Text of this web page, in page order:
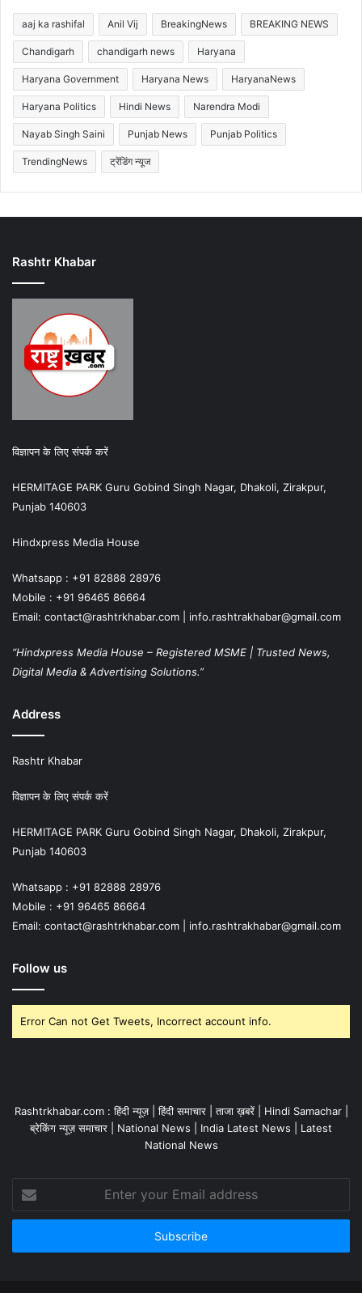
aaj ka rashifal Anil Vij BreakingNews BREAKING NEWS
Chandigarh chandigarh news Haryana
Haryana Government Haryana News HaryanaNews
Haryana Politics Hindi News Narendra Modi
Nayab Singh Saini Punjab News Punjab Politics
TrendingNews ट्रेंडिंग न्यूज
Rashtr Khabar
विज्ञापन के लिए संपर्क करें
HERMITAGE PARK Guru Gobind Singh Nagar, Dhakoli, Zirakpur,
Punjab 140603
Hindxpress Media House
Whatsapp : +91 82888 28976
Mobile : +91 96465 86664
Email: contact@rashtrkhabar.com | info.rashtrakhabar@gmail.com
“Hindxpress Media House – Registered MSME | Trusted News,
Digital Media & Advertising Solutions.”
Address
Rashtr Khabar
विज्ञापन के लिए संपर्क करें
HERMITAGE PARK Guru Gobind Singh Nagar, Dhakoli, Zirakpur,
Punjab 140603
Whatsapp : +91 82888 28976
Mobile : +91 96465 86664
Email: contact@rashtrkhabar.com | info.rashtrakhabar@gmail.com
Follow us
Error Can not Get Tweets, Incorrect account info.
Rashtrkhabar.com : हिंदी न्यूज़ | हिंदी समाचार | ताजा ख़बरें | Hindi Samachar |
ब्रेकिंग न्यूज़ समाचार | National News | India Latest News | Latest
National News
your
Email